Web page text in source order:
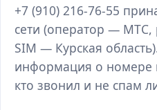
+7 (910) 216-76-55
сети (оператор — МТС,
SIM — Курская
информация о
кто звонил и не спам